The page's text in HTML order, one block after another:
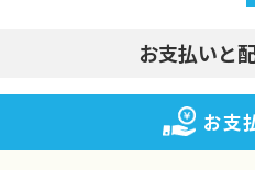
お支払いと
お支